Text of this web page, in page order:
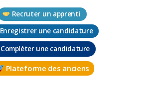
Recruter un apprenti
Enregistrer une candidature
Compléter une candidature
Plateforme des anciens